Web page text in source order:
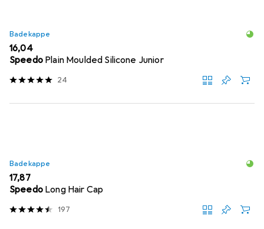
Badekappe
EUR
16,04
Speedo Plain Moulded Silicone Junior
24
Badekappe
EUR
17,87
Speedo Long Hair Cap
197